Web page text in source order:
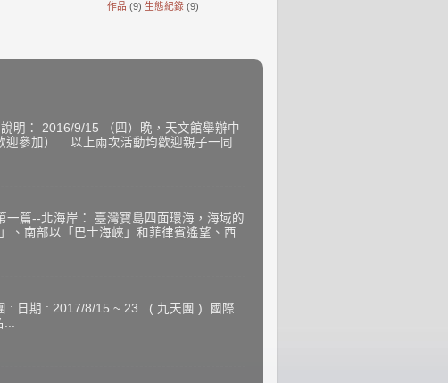
作品 (9) 生態紀錄 (9)
明： 2016/9/15 （四）晚，天文館舉辦中
迎參加） 以上兩次活動均歡迎親子一同
篇--北海岸： 臺灣寶島四面環海，海域的
、南部以「巴士海峽」和菲律賓遙望、西
: 日期 : 2017/8/15 ~ 23 ( 九天團 ) 國際